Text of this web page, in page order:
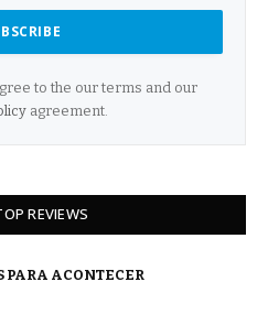
to the our terms and our
agreement.
REVIEWS
PARA ACONTECER